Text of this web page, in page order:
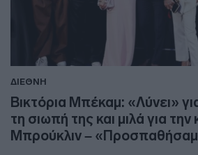
ΔΙΕΘΝΗ
Βικτόρια Μπέκαμ: «Λύνει»
τη σιωπή της και μιλά για
Μπρούκλιν –